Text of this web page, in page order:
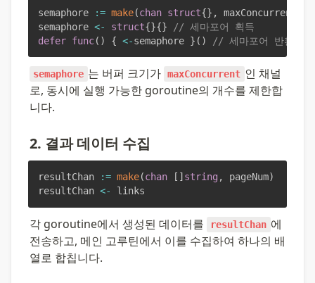
semaphore := make(chan struct{} , maxConcurrent
semaphore <- struct{}{}
// 세마포어 획득
defer func( ) { <-semaphore } ( ) // 세마포어 반환
semaphore 는 버퍼 크기가 maxConcurrent 인 채널
로, 동시에 실행 가능한 goroutine의 개수를 제한합
니다.
2. 결과 데이터 수집
resultChan := make(chan [ ] string , pageNum)
resultChan <- links
각 goroutine에서 생성된 데이터를 resultChan 에
전송하고, 메인 고루틴에서 이를 수집하여 하나의 배
열로 합칩니다.